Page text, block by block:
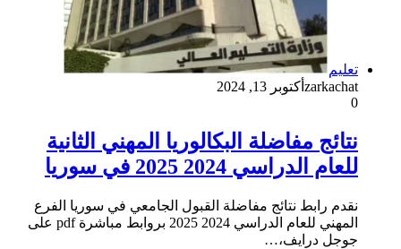
تعليم
zarkachat أكتوبر 13, 2024
0
نتائج مفاضلة البكالوريا المهني الثانية
للعام الدراسي 2024 2025 في سوريا
نقدم رابط نتائج مفاضلة القبول الجامعي في سوريا الفرع
المهني للعام الدراسي 2024 2025 بروابط مباشرة pdf على
جوجل درايف،…